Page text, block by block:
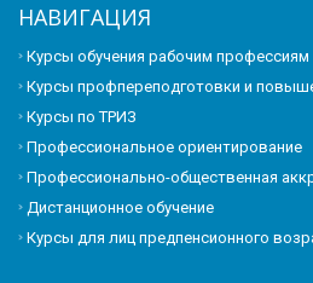
НАВИГАЦИЯ
Курсы обучения рабочим профессиям
Курсы профпереподготовки и
Курсы по ТРИЗ
Профессиональное ориентирование
Профессионально-общественная
Дистанционное обучение
Курсы для лиц предпенсионного